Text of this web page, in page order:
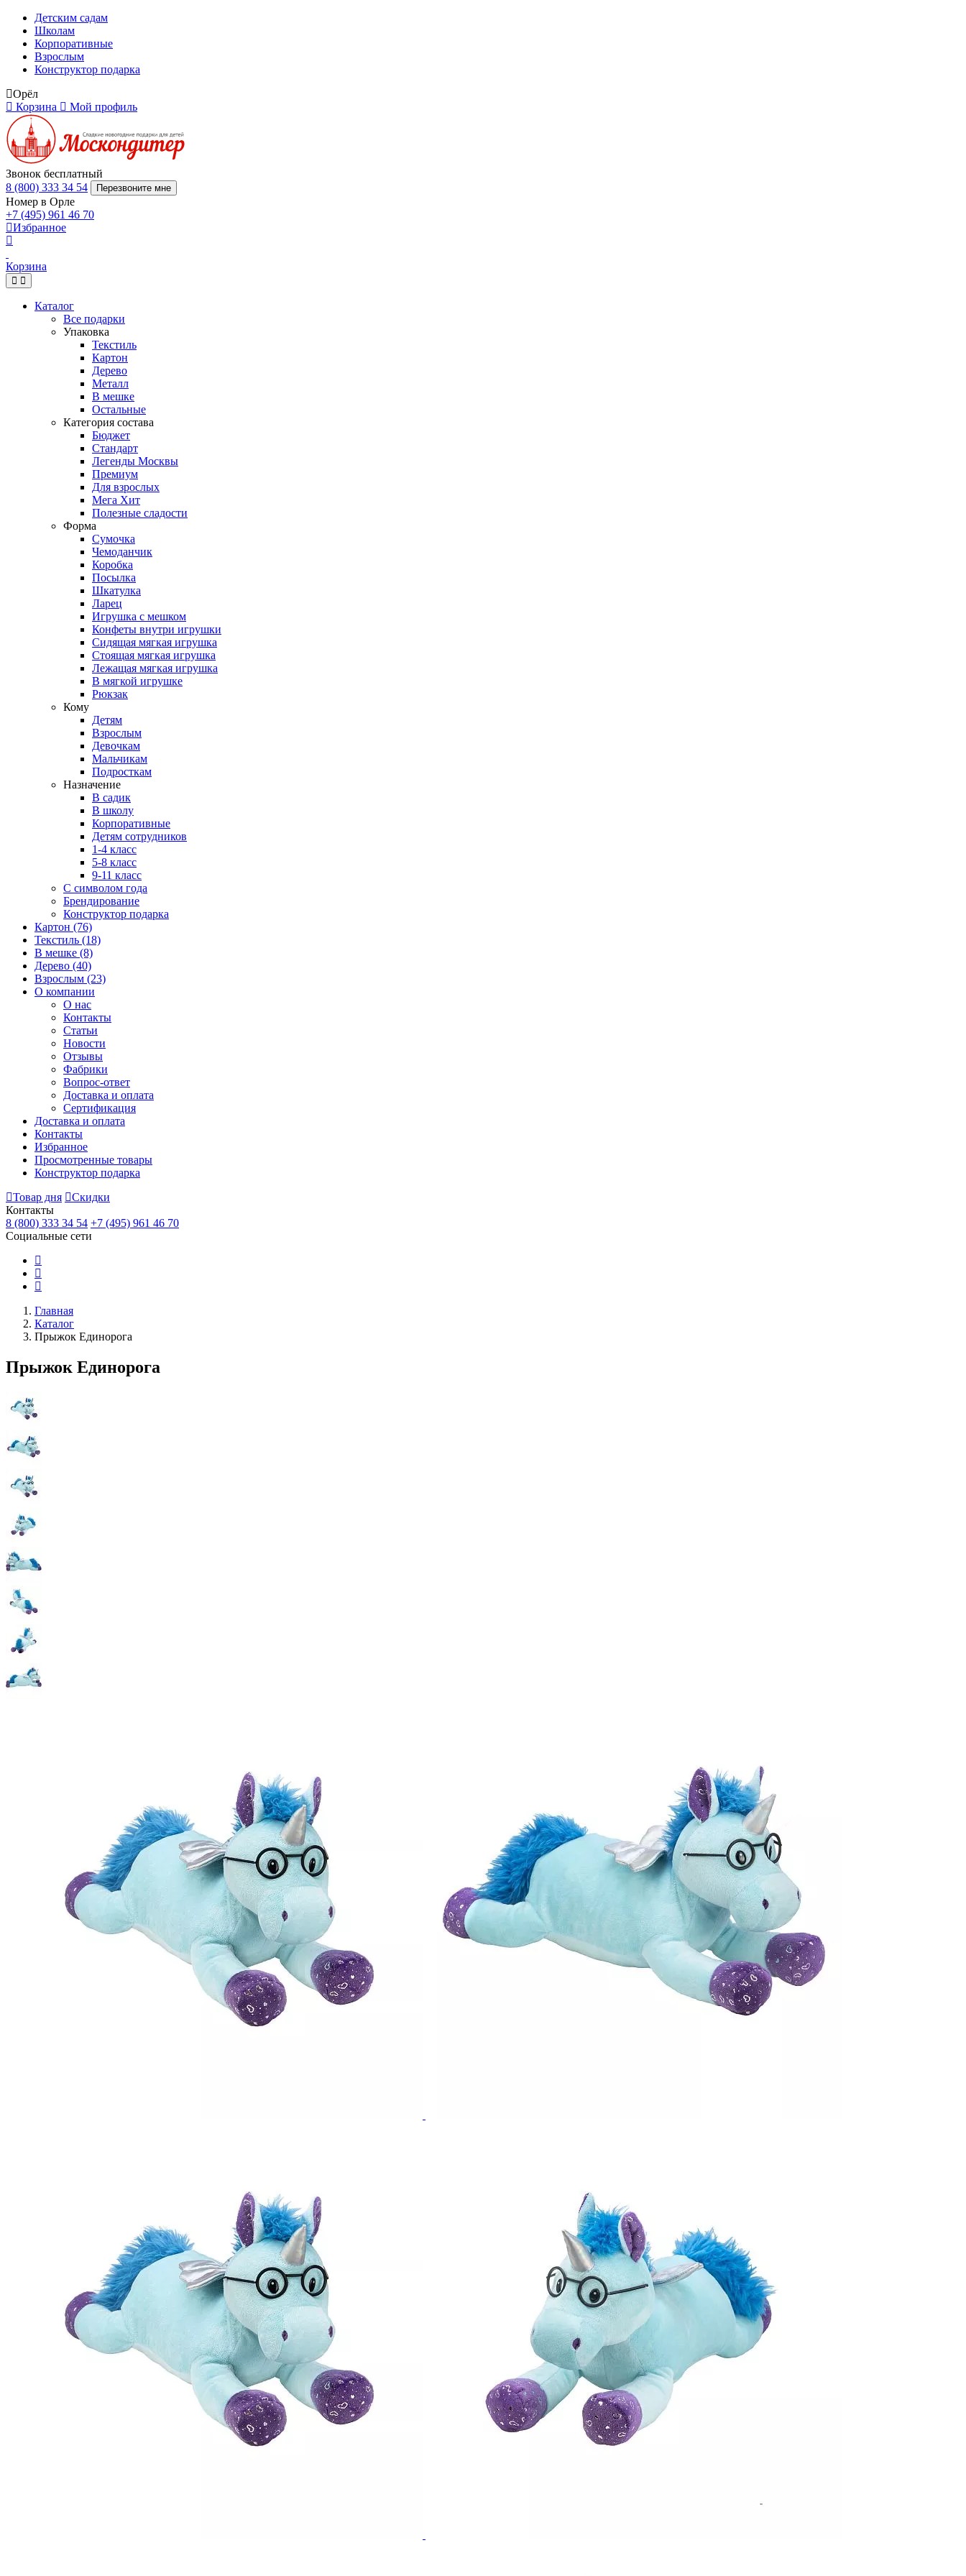
Детским садам
Школам
Корпоративные
Взрослым
Конструктор подарка
Орёл
Корзина
Мой профиль
Звонок бесплатный
8 (800) 333 34 54
Перезвоните мне
Номер в Орле
+7 (495) 961 46 70
Избранное
Корзина
Каталог
Все подарки
Упаковка
Текстиль
Картон
Дерево
Металл
В мешке
Остальные
Категория состава
Бюджет
Стандарт
Легенды Москвы
Премиум
Для взрослых
Мега Хит
Полезные сладости
Форма
Сумочка
Чемоданчик
Коробка
Посылка
Шкатулка
Ларец
Игрушка с мешком
Конфеты внутри игрушки
Сидящая мягкая игрушка
Стоящая мягкая игрушка
Лежащая мягкая игрушка
В мягкой игрушке
Рюкзак
Кому
Детям
Взрослым
Девочкам
Мальчикам
Подросткам
Назначение
В садик
В школу
Корпоративные
Детям сотрудников
1-4 класс
5-8 класс
9-11 класс
С символом года
Брендирование
Конструктор подарка
Картон (76)
Текстиль (18)
В мешке (8)
Дерево (40)
Взрослым (23)
О компании
О нас
Контакты
Статьи
Новости
Отзывы
Фабрики
Вопрос-ответ
Доставка и оплата
Сертификация
Доставка и оплата
Контакты
Избранное
Просмотренные товары
Конструктор подарка
Товар дня
Скидки
Контакты
8 (800) 333 34 54 +7 (495) 961 46 70
Социальные сети
Главная
Каталог
Прыжок Единорога
Прыжок Единорога